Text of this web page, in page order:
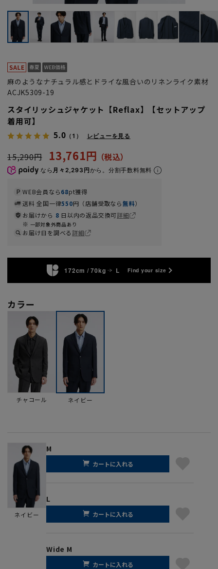
麻のようなナチュラル感とドライな風合いのリネンライク素材
ACJK5309-19
スタイリッシュジャケット【Reflax】【セットアップ
着用可】
5.0 （1） レビューを見る
15,290円 13,761円
なら 月々2,293円から。分割手数料無料
WEB会員なら68pt獲得
送料 全国一律550円（店舗受取なら無料）
お届けから 8 日以内の返品交換可詳細
一部対象外商品あり
お届け日を調べる詳細
172cm / 70kg L Find your size
カラー
チャコール ネイビー
ネイビー
M
カートに入れる
L
カートに入れる
Wide M
カートに入れる